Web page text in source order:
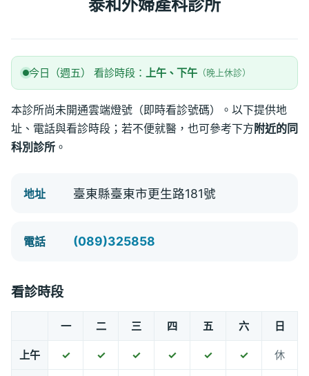
泰和外婦產科診所
今日（週五） 看診時段： 上午、下午 （晚上休診）
本診所尚未開通雲端燈號（即時看診號碼）。以下提供地
址、電話與看診時段；若不便就醫，也可參考下方 附近的同
科別診所 。
地址 臺東縣臺東市更生路181號
電話 (089)325858
看診時段
一 二 三 四 五 六 日
上午 ✓ ✓ ✓ ✓ ✓ ✓ 休